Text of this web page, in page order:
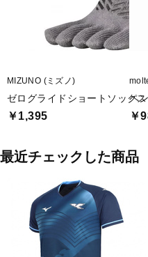
MIZUNO (ミズノ)
ゼログライドショートソックス
￥1,395
ペ
￥
最近チェックした商品